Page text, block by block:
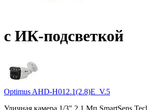
с ИК-подсветкой
Optimus AHD-H012.1(2.8)E_V.5
Уличная камера 1/3" 2.1 Мп SmartSens